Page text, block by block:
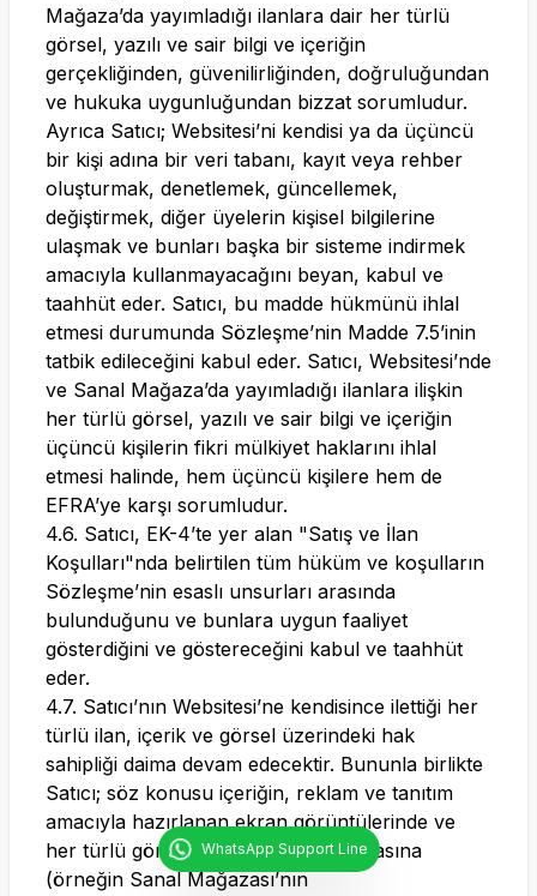
Mağaza’da yayımladığı ilanlara dair her türlü
görsel, yazılı ve sair bilgi ve içeriğin
gerçekliğinden, güvenilirliğinden, doğruluğundan
ve hukuka uygunluğundan bizzat sorumludur.
Ayrıca Satıcı; Websitesi’ni kendisi ya da üçüncü
bir kişi adına bir veri tabanı, kayıt veya rehber
oluşturmak, denetlemek, güncellemek,
değiştirmek, diğer üyelerin kişisel bilgilerine
ulaşmak ve bunları başka bir sisteme indirmek
amacıyla kullanmayacağını beyan, kabul ve
taahhüt eder. Satıcı, bu madde hükmünü ihlal
etmesi durumunda Sözleşme’nin Madde 7.5’inin
tatbik edileceğini kabul eder. Satıcı, Websitesi’nde
ve Sanal Mağaza’da yayımladığı ilanlara ilişkin
her türlü görsel, yazılı ve sair bilgi ve içeriğin
üçüncü kişilerin fikri mülkiyet haklarını ihlal
etmesi halinde, hem üçüncü kişilere hem de
EFRA’ye karşı sorumludur.
4.6. Satıcı, EK-4’te yer alan "Satış ve İlan
Koşulları"nda belirtilen tüm hüküm ve koşulların
Sözleşme’nin esaslı unsurları arasında
bulunduğunu ve bunlara uygun faaliyet
gösterdiğini ve göstereceğini kabul ve taahhüt
eder.
4.7. Satıcı’nın Websitesi’ne kendisince ilettiği her
türlü ilan, içerik ve görsel üzerindeki hak
sahipliği daima devam edecektir. Bununla birlikte
Satıcı; söz konusu içeriğin, reklam ve tanıtım
amacıyla hazırlanan ekran görüntülerinde ve
her türlü görsel ve içerikte kullanılmasına
(örneğin Sanal Mağazası’nın
WhatsApp Support Line